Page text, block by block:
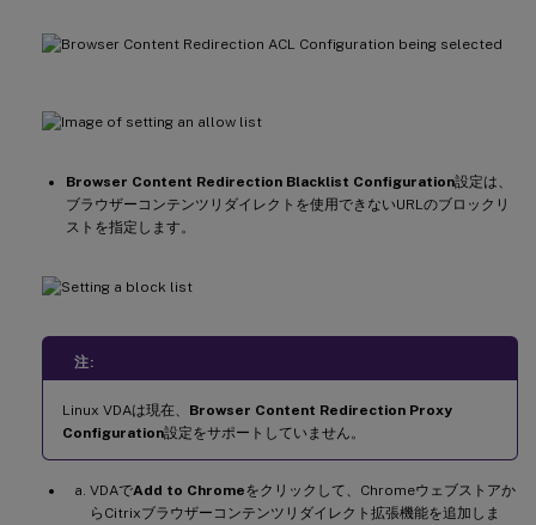
Browser Content Redirection Blacklist Configuration設定は、
ブラウザーコンテンツリダイレクトを使用できないURLのブロックリ
ストを指定します。
注:
Linux VDAは現在、 Browser Content Redirection Proxy
Configuration設定をサポートしていません。
VDAでAdd to Chromeをクリックして、Chromeウェブストアか
らCitrixブラウザーコンテンツリダイレクト拡張機能を追加しま